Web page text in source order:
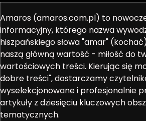
Amaros (amaros.com.pl) to
informacyjny, którego nazwa
hiszpańskiego słowa "amar"
naszą główną wartość - miłość do
wartościowych treści. Kierując się
dobre treści", dostarczamy
wyselekcjonowane i profesjonalnie
artykuły z dziesięciu kluczowych
tematycznych.